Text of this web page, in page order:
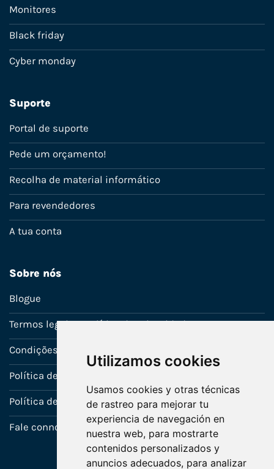
Utilizamos cookies
Usamos cookies y otras técnicas
de rastreo para mejorar tu
experiencia de navegación en
nuestra web, para mostrarte
contenidos personalizados y
anuncios adecuados, para analizar
Monitores
Black friday
Cyber monday
Suporte
Portal de suporte
Pede um orçamento!
Recolha de material informático
Para revendedores
A tua conta
Sobre nós
Blogue
Termos legais e política de privacidade
Condições de venda
Política de Garantia
Política de utilização de cookies
Fale connosco